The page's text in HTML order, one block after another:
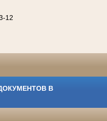
12
В